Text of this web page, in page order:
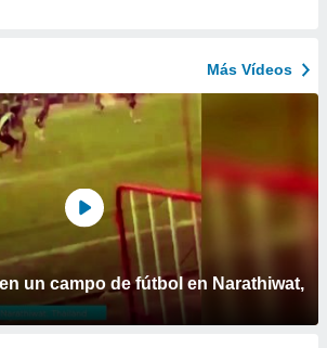
Más Vídeos
un campo de fútbol en Narathiwat,